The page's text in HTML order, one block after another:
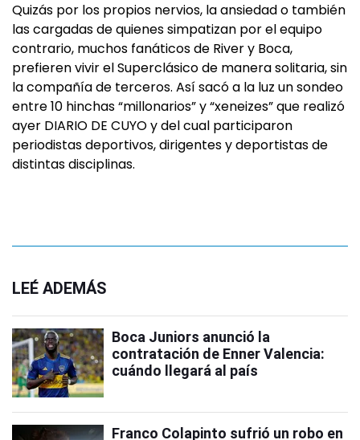
Quizás por los propios nervios, la ansiedad o también
las cargadas de quienes simpatizan por el equipo
contrario, muchos fanáticos de River y Boca,
prefieren vivir el Superclásico de manera solitaria, sin
la compañía de terceros. Así sacó a la luz un sondeo
entre 10 hinchas “millonarios” y “xeneizes” que realizó
ayer DIARIO DE CUYO y del cual participaron
periodistas deportivos, dirigentes y deportistas de
distintas disciplinas.
LEÉ ADEMÁS
Boca Juniors anunció la
contratación de Enner Valencia:
cuándo llegará al país
Franco Colapinto sufrió un robo en